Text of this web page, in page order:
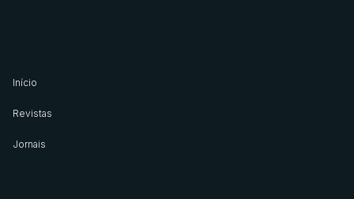
Início
Revistas
Jornais